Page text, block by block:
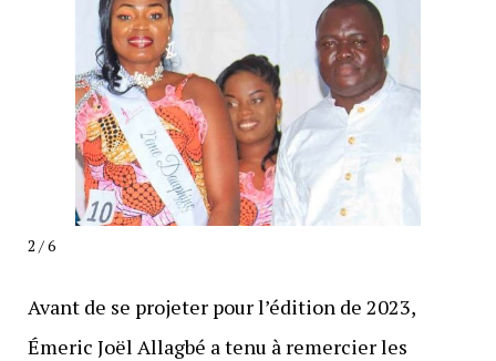
2 / 6
Avant de se projeter pour l’édition de 2023,
Émeric Joël Allagbé a tenu à remercier les